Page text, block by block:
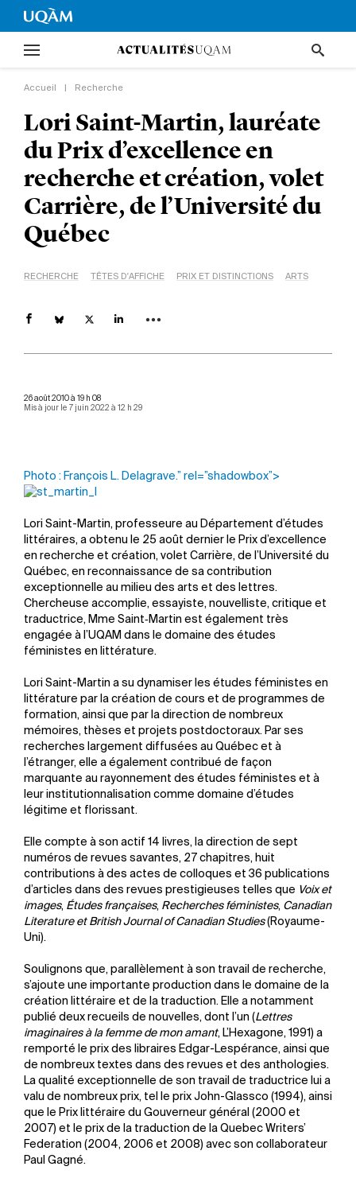
Accueil Recherche
Lori Saint-Martin, lauréate
du Prix d’excellence en
recherche et création, volet
Carrière, de l’Université du
Québec
RECHERCHE TÊTES D'AFFICHE PRIX ET DISTINCTIONS ARTS
26 août 2010 à 19 h 08
Mis à jour le 7 juin 2022 à 12 h 29
Photo : François L. Delagrave.” rel=”shadowbox”>
Lori Saint-Martin, professeure au Département d’études
littéraires, a obtenu le 25 août dernier le Prix d’excellence
en recherche et création, volet Carrière, de l’Université du
Québec, en reconnaissance de sa contribution
exceptionnelle au milieu des arts et des lettres.
Chercheuse accomplie, essayiste, nouvelliste, critique et
traductrice, Mme Saint‑Martin est également très
engagée à l’UQAM dans le domaine des études
féministes en littérature.
Lori Saint-Martin a su dynamiser les études féministes en
littérature par la création de cours et de programmes de
formation, ainsi que par la direction de nombreux
mémoires, thèses et projets postdoctoraux. Par ses
recherches largement diffusées au Québec et à
l’étranger, elle a également contribué de façon
marquante au rayonnement des études féministes et à
leur institutionnalisation comme domaine d’études
légitime et florissant.
Elle compte à son actif 14 livres, la direction de sept
numéros de revues savantes, 27 chapitres, huit
contributions à des actes de colloques et 36 publications
d’articles dans des revues prestigieuses telles que Voix et
images, Études françaises, Recherches féministes, Canadian
Literature et British Journal of Canadian Studies(Royaume-
Uni).
Soulignons que, parallèlement à son travail de recherche,
s’ajoute une importante production dans le domaine de la
création littéraire et de la traduction. Elle a notamment
publié deux recueils de nouvelles, dont l’un (Lettres
imaginaires à la femme de mon amant, L’Hexagone, 1991) a
remporté le prix des libraires Edgar-Lespérance, ainsi que
de nombreux textes dans des revues et des anthologies.
La qualité exceptionnelle de son travail de traductrice lui a
valu de nombreux prix, tel le prix John-Glassco (1994), ainsi
que le Prix littéraire du Gouverneur général (2000 et
2007) et le prix de la traduction de la Quebec Writers’
Federation (2004, 2006 et 2008) avec son collaborateur
Paul Gagné.